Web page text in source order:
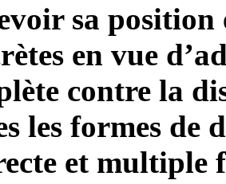
sa position
en vue
contre la
les formes de
et multiple